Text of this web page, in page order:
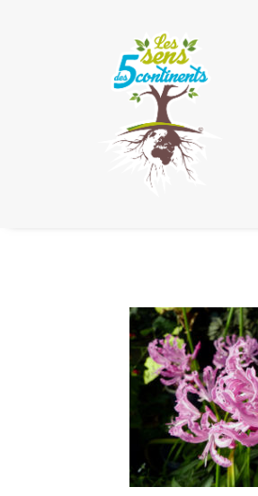
Pepiniere9